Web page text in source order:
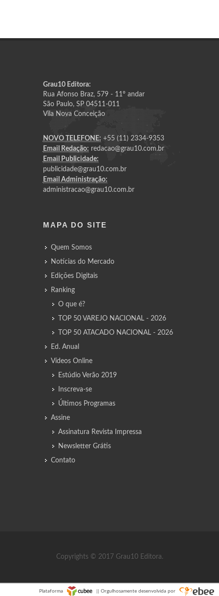
Grau10 Editora:
Rua Afonso Braz, 579 - 11º andar
São Paulo, SP 04511-011
Vila Nova Conceição
NOVO TELEFONE: +55 (11) 2334-9353
Email Redação: redacao@grau10.com.br
Email Publicidade:
publicidade@grau10.com.br
Email Administração:
administracao@grau10.com.br
MAPA DO SITE
Quem Somos
Notícias do Mercado
Edições Digitais
Ranking
O que é?
TOP 50 VAREJO NACIONAL - 2026
TOP 50 ATACADO NACIONAL - 2026
Ed. Anual
Vídeos Online
Estúdio Verão 2019
Inscreva-se
Últimos Programas
Assine
Assinatura Revista Impressa
Newsletter Grátis
Contato
Copyrights © 2017 Grau10 Editora.
Plataforma || Orgulhosamente desenvolvida por